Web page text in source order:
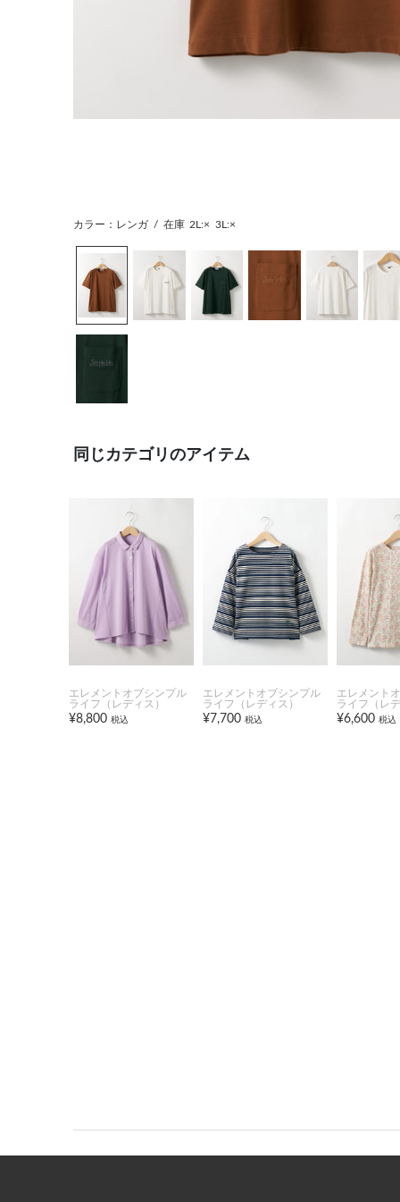
カラー：レンガ / 在庫 2L:× 3L:×
同じカテゴリのアイテム
エレメントオブシンプル
ライフ（レディス）
¥8,800 税込
エレメントオブシンプル
ライフ（レディス）
¥7,700 税込
エレメント
ライフ（レ
¥6,600 税込